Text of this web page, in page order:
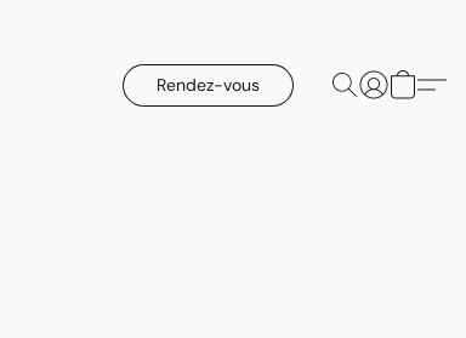
Rendez-vous